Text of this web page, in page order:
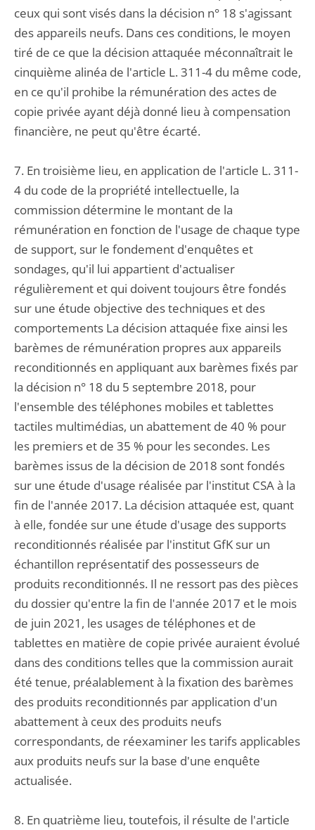
ceux qui sont visés dans la décision n° 18 s'agissant
des appareils neufs. Dans ces conditions, le moyen
tiré de ce que la décision attaquée méconnaîtrait le
cinquième alinéa de l'article L. 311-4 du même code,
en ce qu'il prohibe la rémunération des actes de
copie privée ayant déjà donné lieu à compensation
financière, ne peut qu'être écarté.
7. En troisième lieu, en application de l'article L. 311-
4 du code de la propriété intellectuelle, la
commission détermine le montant de la
rémunération en fonction de l'usage de chaque type
de support, sur le fondement d'enquêtes et
sondages, qu'il lui appartient d'actualiser
régulièrement et qui doivent toujours être fondés
sur une étude objective des techniques et des
comportements La décision attaquée fixe ainsi les
barèmes de rémunération propres aux appareils
reconditionnés en appliquant aux barèmes fixés par
la décision n° 18 du 5 septembre 2018, pour
l'ensemble des téléphones mobiles et tablettes
tactiles multimédias, un abattement de 40 % pour
les premiers et de 35 % pour les secondes. Les
barèmes issus de la décision de 2018 sont fondés
sur une étude d'usage réalisée par l'institut CSA à la
fin de l'année 2017. La décision attaquée est, quant
à elle, fondée sur une étude d'usage des supports
reconditionnés réalisée par l'institut GfK sur un
échantillon représentatif des possesseurs de
produits reconditionnés. Il ne ressort pas des pièces
du dossier qu'entre la fin de l'année 2017 et le mois
de juin 2021, les usages de téléphones et de
tablettes en matière de copie privée auraient évolué
dans des conditions telles que la commission aurait
été tenue, préalablement à la fixation des barèmes
des produits reconditionnés par application d'un
abattement à ceux des produits neufs
correspondants, de réexaminer les tarifs applicables
aux produits neufs sur la base d'une enquête
actualisée.
8. En quatrième lieu, toutefois, il résulte de l'article